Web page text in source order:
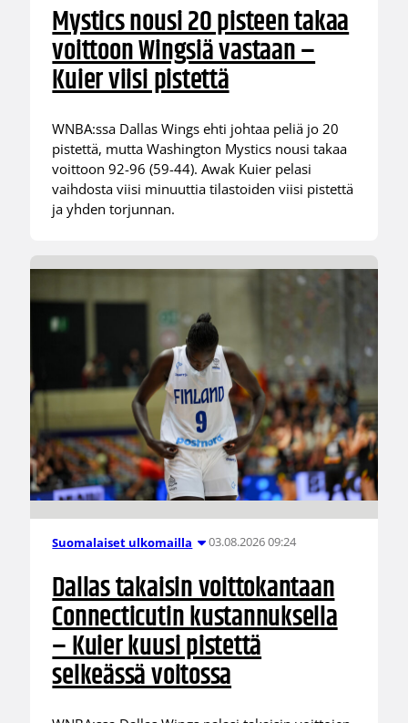
Mystics nousi 20 pisteen takaa
voittoon Wingsiä vastaan –
Kuier viisi pistettä
WNBA:ssa Dallas Wings ehti johtaa peliä jo 20
pistettä, mutta Washington Mystics nousi takaa
voittoon 92-96 (59-44). Awak Kuier pelasi
vaihdosta viisi minuuttia tilastoiden viisi pistettä
ja yhden torjunnan.
Suomalaiset ulkomailla 03.08.2026 09:24
Dallas takaisin voittokantaan
Connecticutin kustannuksella
– Kuier kuusi pistettä
selkeässä voitossa